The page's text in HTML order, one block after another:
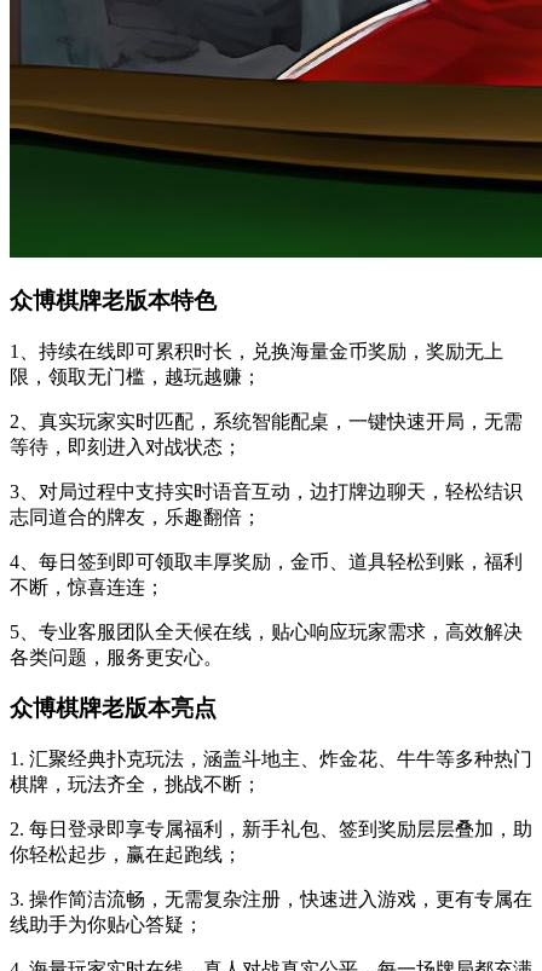
众博棋牌老版本特色
1、持续在线即可累积时长，兑换海量金币奖励，奖励无上
限，领取无门槛，越玩越赚；
2、真实玩家实时匹配，系统智能配桌，一键快速开局，无需
等待，即刻进入对战状态；
3、对局过程中支持实时语音互动，边打牌边聊天，轻松结识
志同道合的牌友，乐趣翻倍；
4、每日签到即可领取丰厚奖励，金币、道具轻松到账，福利
不断，惊喜连连；
5、专业客服团队全天候在线，贴心响应玩家需求，高效解决
各类问题，服务更安心。
众博棋牌老版本亮点
1. 汇聚经典扑克玩法，涵盖斗地主、炸金花、牛牛等多种热门
棋牌，玩法齐全，挑战不断；
2. 每日登录即享专属福利，新手礼包、签到奖励层层叠加，助
你轻松起步，赢在起跑线；
3. 操作简洁流畅，无需复杂注册，快速进入游戏，更有专属在
线助手为你贴心答疑；